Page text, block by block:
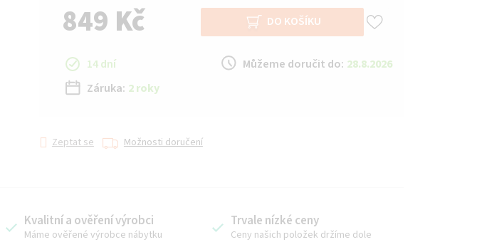
849 Kč DO KOŠÍKU
14 dní Můžeme doručit do: 28.8.2026
Záruka: 2 roky
Zeptat se Možnosti doručení
Kvalitní a ověření výrobci
Máme ověřené výrobce nábytku
Trvale nízké ceny
Ceny našich položek držíme dole